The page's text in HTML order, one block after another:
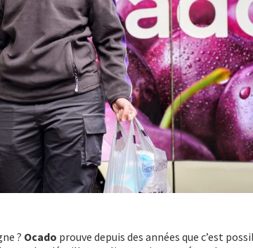
? Ocado prouve depuis des années que c’est